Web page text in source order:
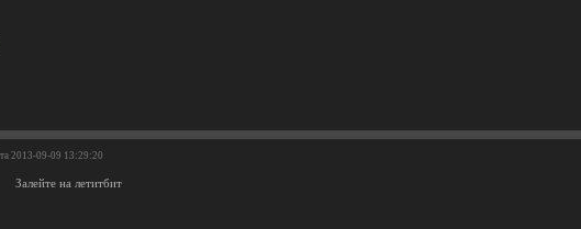
2013-09-09 13:29:20
Залейте на летитбит